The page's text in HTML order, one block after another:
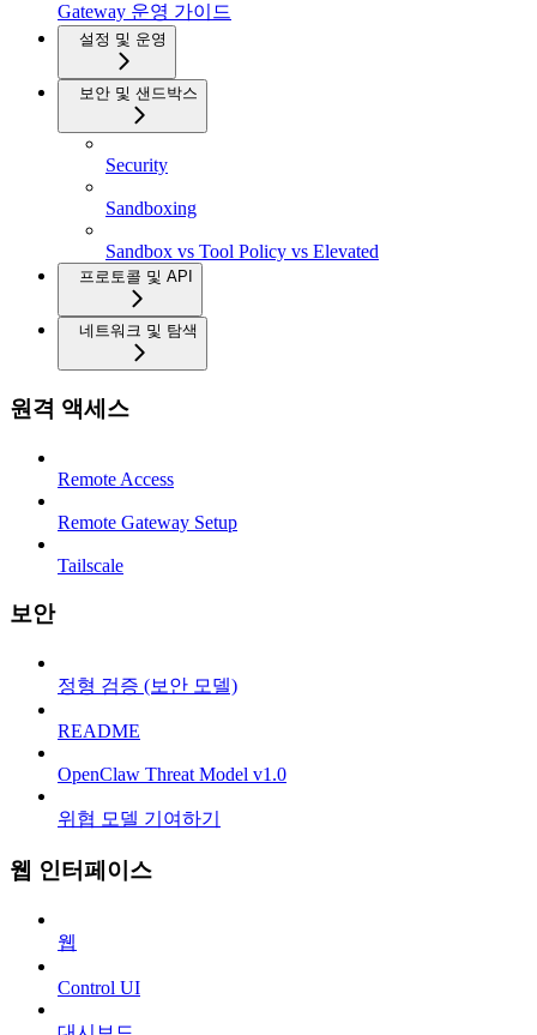
Gateway 운영 가이드
설정 및 운영
보안 및 샌드박스
Security
Sandboxing
Sandbox vs Tool Policy vs Elevated
프로토콜 및 API
네트워크 및 탐색
원격 액세스
Remote Access
Remote Gateway Setup
Tailscale
보안
정형 검증 (보안 모델)
README
OpenClaw Threat Model v1.0
위협 모델 기여하기
웹 인터페이스
웹
Control UI